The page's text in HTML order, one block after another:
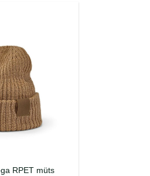
RPET müts